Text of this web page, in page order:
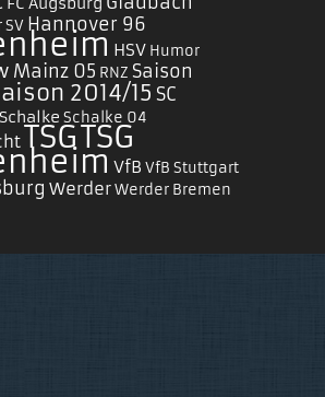
Hannover 96
HSV Humor
Mainz 05 RNZ Saison
2014/15 SC
Schalke Schalke 04
TSGTSG
VfB VfB Stuttgart
WerderWerder Bremen